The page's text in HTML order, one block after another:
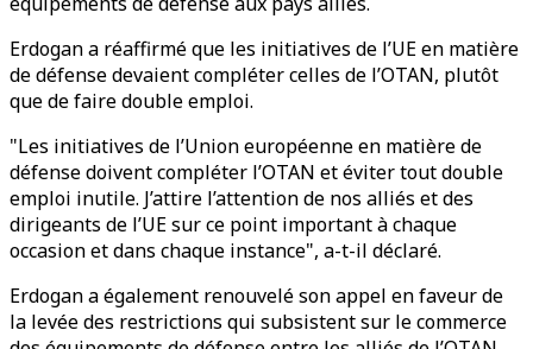
Erdogan a réaffirmé que les initiatives de l’UE en matière
de défense devaient compléter celles de l’OTAN, plutôt
que de faire double emploi.
"Les initiatives de l’Union européenne en matière de
défense doivent compléter l’OTAN et éviter tout double
emploi inutile. J’attire l’attention de nos alliés et des
dirigeants de l’UE sur ce point important à chaque
occasion et dans chaque instance", a-t-il déclaré.
Erdogan a également renouvelé son appel en faveur de
la levée des restrictions qui subsistent sur le commerce